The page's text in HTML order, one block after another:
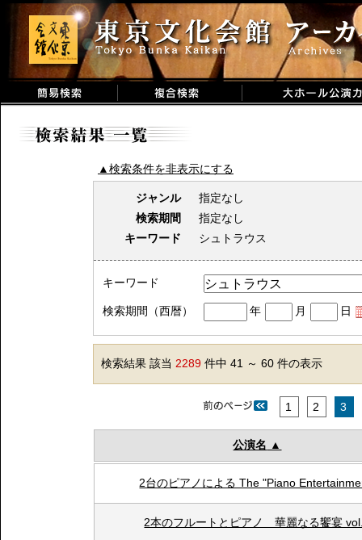
▲検索条件を非表示にする
ジャンル
指定なし
検索期間
指定なし
キーワード
シュトラウス
キーワード
検索期間（西暦） 年 月 日
検索結果 該当 2289 件中 41 ～ 60 件の表示
1 2 3
公演名
2台のピアノによる The "Piano
2本のフルートとピアノ 華麗なる饗宴